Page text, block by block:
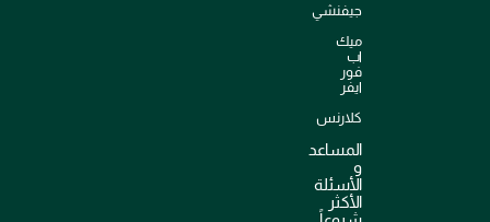
جيفنشي
ميك
اب
فور
ايفر
كلارنس
المساعد
و
الأسئلة
الأكثر